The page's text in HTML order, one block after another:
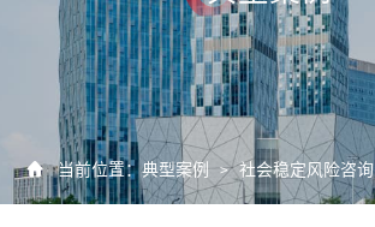
 当前位置： 典型案例 > 社会稳定风险咨询